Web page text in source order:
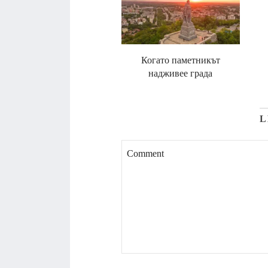
Когато паметникът
надживее града